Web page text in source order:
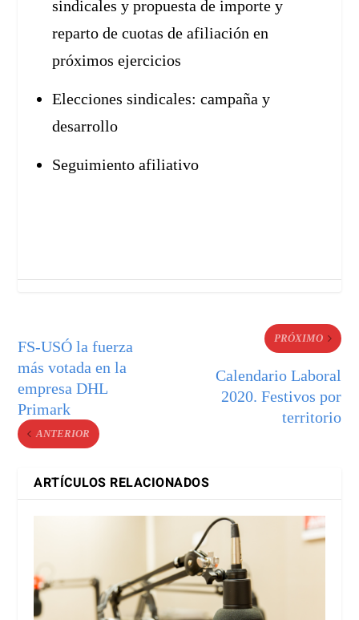
sindicales y propuesta de importe y
reparto de cuotas de afiliación en
próximos ejercicios
Elecciones sindicales: campaña y
desarrollo
Seguimiento afiliativo
FS-USÓ la fuerza
más votada en la
empresa DHL
Primark
ANTERIOR
PRÓXIMO
Calendario Laboral
2020. Festivos por
territorio
ARTÍCULOS RELACIONADOS